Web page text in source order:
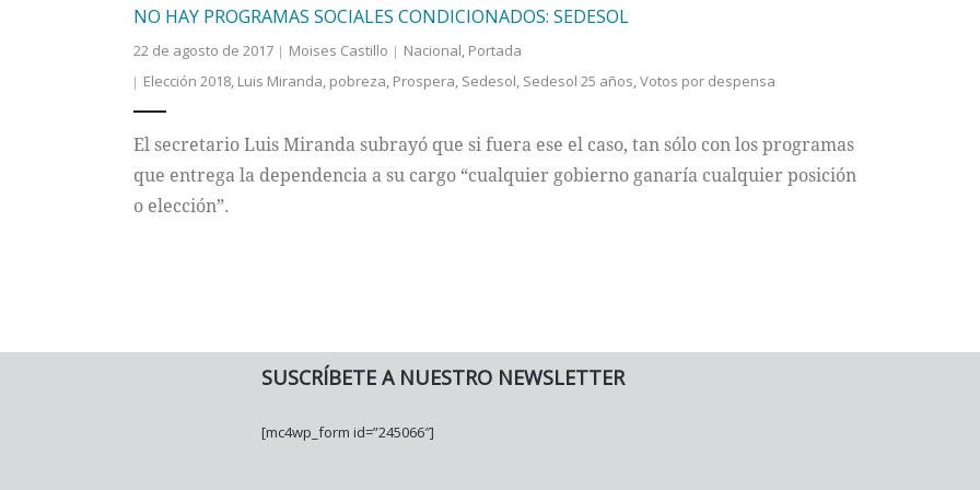
NO HAY PROGRAMAS SOCIALES CONDICIONADOS: SEDESOL
22 de agosto de 2017 Moises Castillo Nacional, Portada
Elección 2018, Luis Miranda, pobreza, Prospera, Sedesol, Sedesol 25 años,Votos por despensa
El secretario Luis Miranda subrayó que si fuera ese el caso, tan sólo con los programas
que entrega la dependencia a su cargo “cualquier gobierno ganaría cualquier posición
o elección”.
SUSCRÍBETE A NUESTRO NEWSLETTER
[mc4wp_form id=”245066″]